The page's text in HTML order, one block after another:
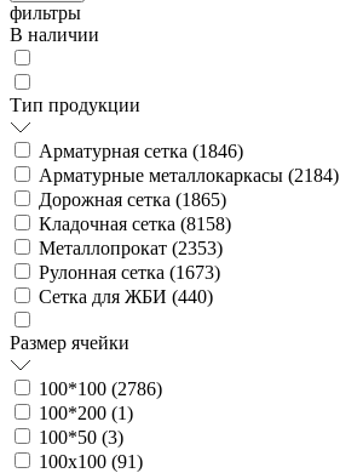
фильтры
В наличии
Тип продукции
Арматурная сетка (1846)
Арматурные металлокаркасы (2184)
Дорожная сетка (1865)
Кладочная сетка (8158)
Металлопрокат (2353)
Рулонная сетка (1673)
Сетка для ЖБИ (440)
Размер ячейки
100*100 (2786)
100*200 (1)
100*50 (3)
100х100 (91)